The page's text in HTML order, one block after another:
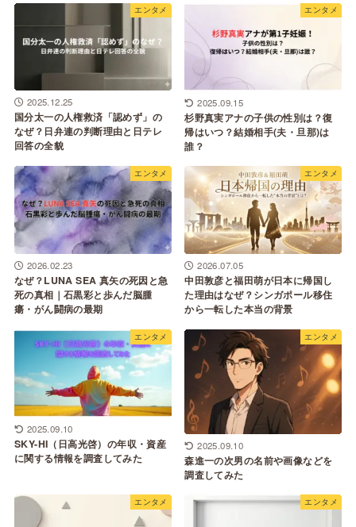
エンタメ
2025.12.25
国分太一の人権救済「認めず」の
なぜ？日弁連の判断理由と日テレ
回答の全貌
エンタメ
2025.09.15
杉野真実アナの子供の性別は？復
帰はいつ？結婚相手(夫・旦那)は
誰？
エンタメ
2026.02.23
なぜ？LUNA SEA 真矢の死因と急
死の真相｜石黒彩と歩んだ脳腫
瘍・がん闘病の最期
エンタメ
2026.07.05
中田敦彦と福田萌が日本に帰国し
た理由はなぜ？シンガポール移住
から一転した本当の背景
エンタメ
2025.09.10
SKY-HI（日高光啓）の年収・資産
に関する情報を調査してみた
エンタメ
2025.09.10
森進一の次男の名前や画像などを
調査してみた
エンタメ エンタメ